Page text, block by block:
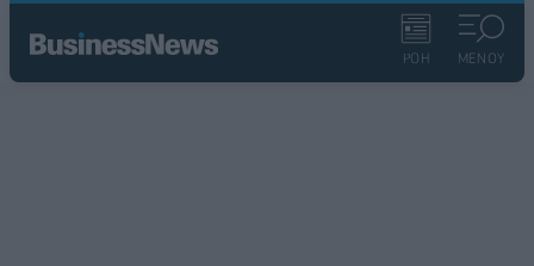
ΡΟΗ ΜΕΝΟΥ